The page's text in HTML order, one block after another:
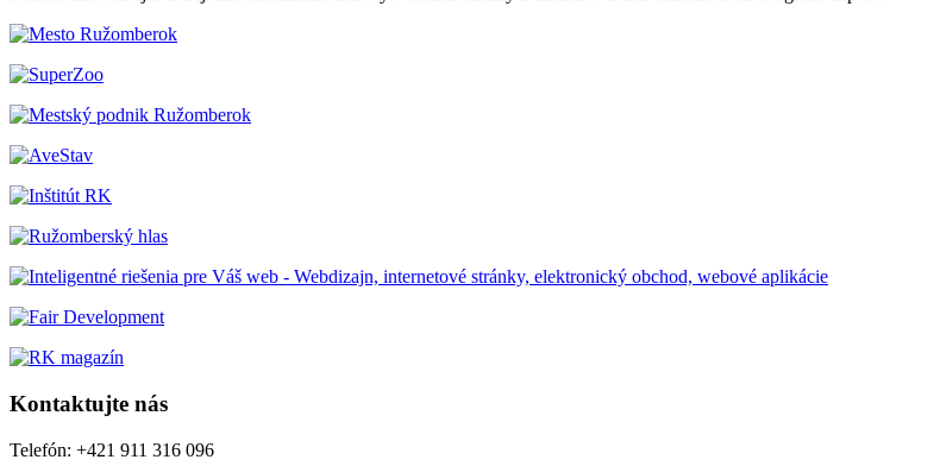
Kontaktujte nás
Telefón: +421 911 316 096